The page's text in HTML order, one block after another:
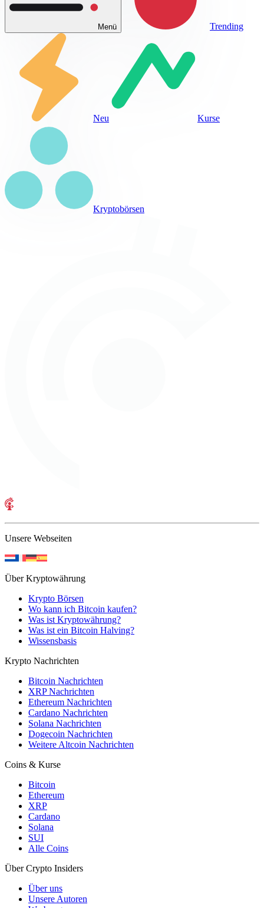
Menü Trending
Neu Kurse
Kryptobörsen
Unsere Webseiten
Über Kryptowährung
Krypto Börsen
Wo kann ich Bitcoin kaufen?
Was ist Kryptowährung?
Was ist ein Bitcoin Halving?
Wissensbasis
Krypto Nachrichten
Bitcoin Nachrichten
XRP Nachrichten
Ethereum Nachrichten
Cardano Nachrichten
Solana Nachrichten
Dogecoin Nachrichten
Weitere Altcoin Nachrichten
Coins & Kurse
Bitcoin
Ethereum
XRP
Cardano
Solana
SUI
Alle Coins
Über Crypto Insiders
Über uns
Unsere Autoren